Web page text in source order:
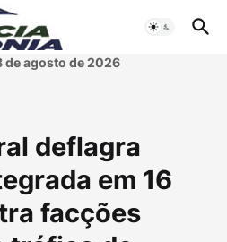
de agosto de 2026
deflagra
em 16
facções